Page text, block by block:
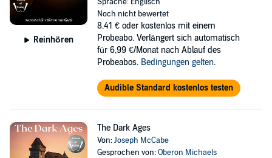
Reinhören
Noch nicht bewertet
8,41 € oder kostenlos mit einem
Probeabo. Verlängert sich automatisch
für 6,99 €/Monat nach Ablauf des
Probeabos. Bedingungen gelten.
Audible Standard kostenlos testen
The Dark Ages
Von:Joseph McCabe
Gesprochen von:Oberon Michaels